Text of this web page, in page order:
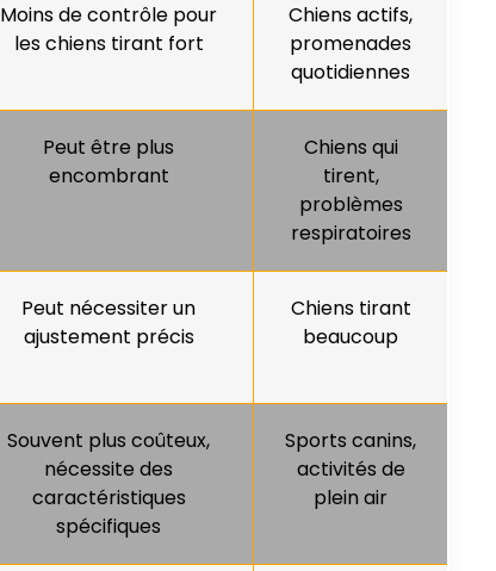
Moins de contrôle pour
les chiens tirant fort
Chiens actifs,
promenades
quotidiennes
Peut être plus
encombrant
Chiens qui
tirent,
problèmes
respiratoires
Peut nécessiter un
ajustement précis
Chiens tirant
beaucoup
Souvent plus coûteux,
nécessite des
caractéristiques
spécifiques
Sports canins,
activités de
plein air